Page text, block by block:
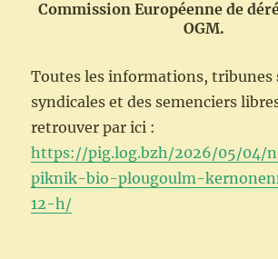
Commission Européenne de
OGM.
Toutes les informations, tribunes
syndicales et des semenciers
retrouver par ici :
https://pig.log.bzh/2026/05/04/
piknik-bio-plougoulm-
12-h/